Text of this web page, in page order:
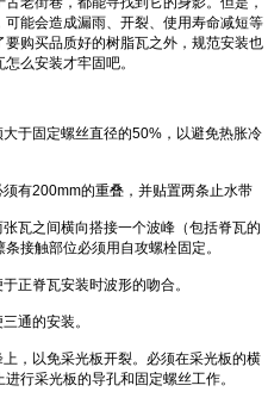
能会造成漏雨、开裂、使用寿命减短等
要购买品质好的树脂瓦之外，规范安装也
么安装才牢固吧。
于固定螺丝直径的50%，以避免热胀冷
有200mm的重叠，并贴置两条止水带
瓦之间横向搭接一个波峰（包括脊瓦的
接触部位必须用自攻螺栓固定。
正脊瓦安装时波形的吻合。
通的安装。
，以免采光板开裂。必须在采光板的横
行采光板的导孔和固定螺丝工作。